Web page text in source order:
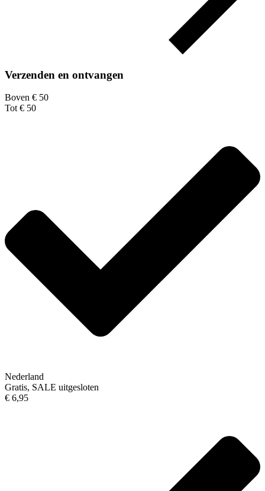
Verzenden en ontvangen
Boven € 50
Tot € 50
Nederland
Gratis, SALE uitgesloten
€ 6,95